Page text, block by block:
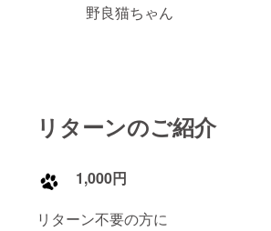
野良猫ちゃん
リターンのご紹介
1,000円
リターン不要の方に